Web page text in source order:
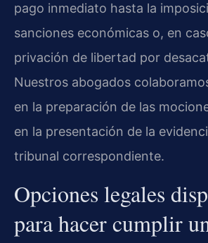
pago inmediato hasta la
sanciones económicas o, en
privación de libertad por
Nuestros abogados
en la preparación de las
en la presentación de la
tribunal correspondiente.
Opciones legales
para hacer cumplir